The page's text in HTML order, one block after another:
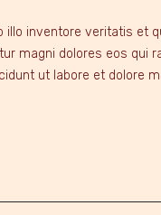
illo inventore veritatis et
magni dolores eos qui
ut labore et dolore